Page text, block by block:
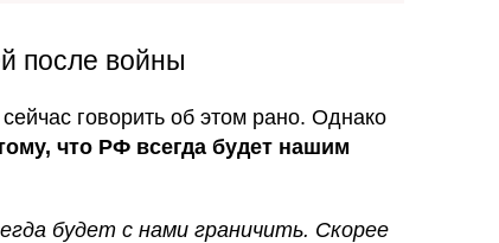
после войны
говорить об этом рано. Однако
что РФ всегда будет нашим
будет с нами граничить. Скорее